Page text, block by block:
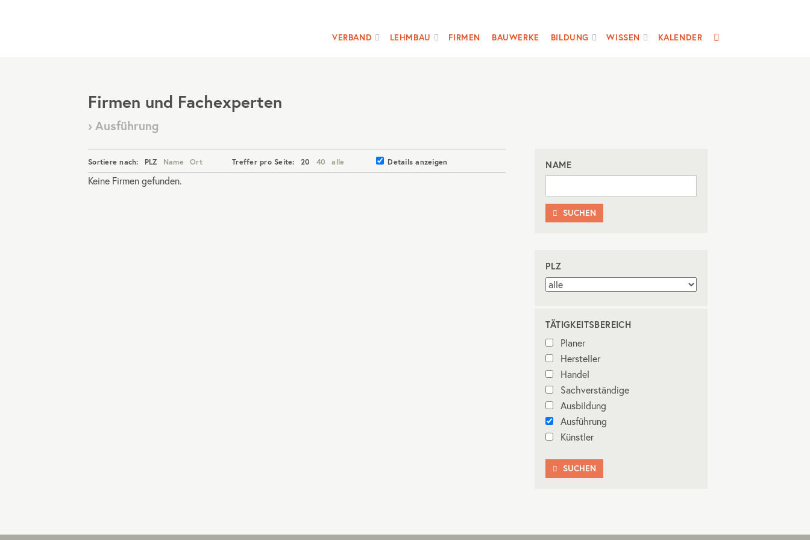
VERBAND LEHMBAU FIRMEN BAUWERKE BILDUNG WISSEN KALENDER
Firmen und Fachexperten
› Ausführung
Sortiere nach: PLZ Name Ort Treffer pro Seite: 20 40 alle Details anzeigen
Keine Firmen gefunden.
NAME
 SUCHEN
PLZ
TÄTIGKEITSBEREICH
Planer
Hersteller
Handel
Sachverständige
Ausbildung
Ausführung
Künstler
 SUCHEN